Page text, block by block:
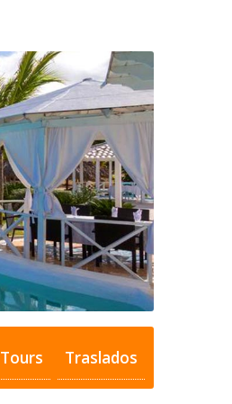
Traslados
Tours